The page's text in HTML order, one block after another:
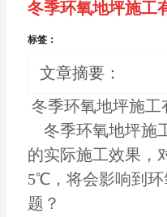
冬季环氧地坪施工
标签：
文章摘要：
冬季环氧地坪施工
冬季环氧地坪施
的实际施工效果，
5℃，将会影响到
题？